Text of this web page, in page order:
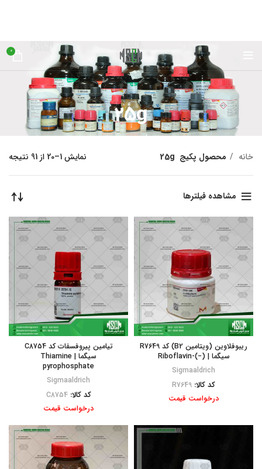
0
25g
خانه محصول پکیج 25g نمایش 1–20 از 91 نتیجه
مشاهده فیلترها
ریبوفلاوین (ویتامین B2) کد R7649
سیگما | (−)-Riboflavin
Sigmaaldrich
کد کالا: R7649
درخواست قیمت
تیامین پیروفسفات کد C8754
سیگما | Thiamine
pyrophosphate
Sigmaaldrich
کد کالا:C8754
درخواست قیمت